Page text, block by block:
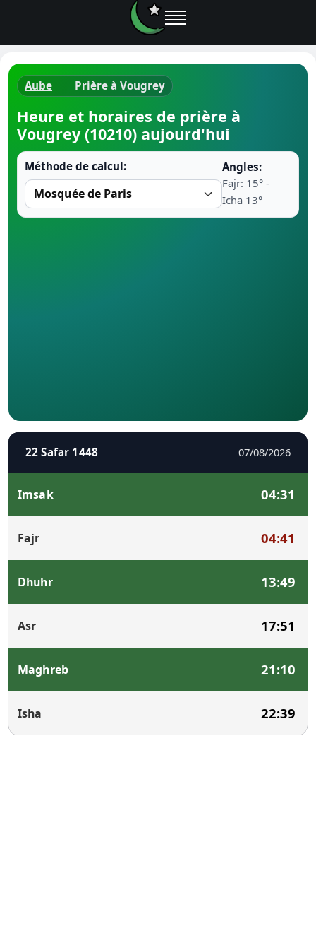
Ramadan
Aube Prière à Vougrey
Heure et horaires de prière à
Vougrey (10210) aujourd'hui
Méthode de calcul:
Angles:
Fajr: 15° -
Icha 13°
22 Safar 1448 07/08/2026
Imsak 04:31
Fajr 04:41
Dhuhr 13:49
Asr 17:51
Maghreb 21:10
Isha 22:39